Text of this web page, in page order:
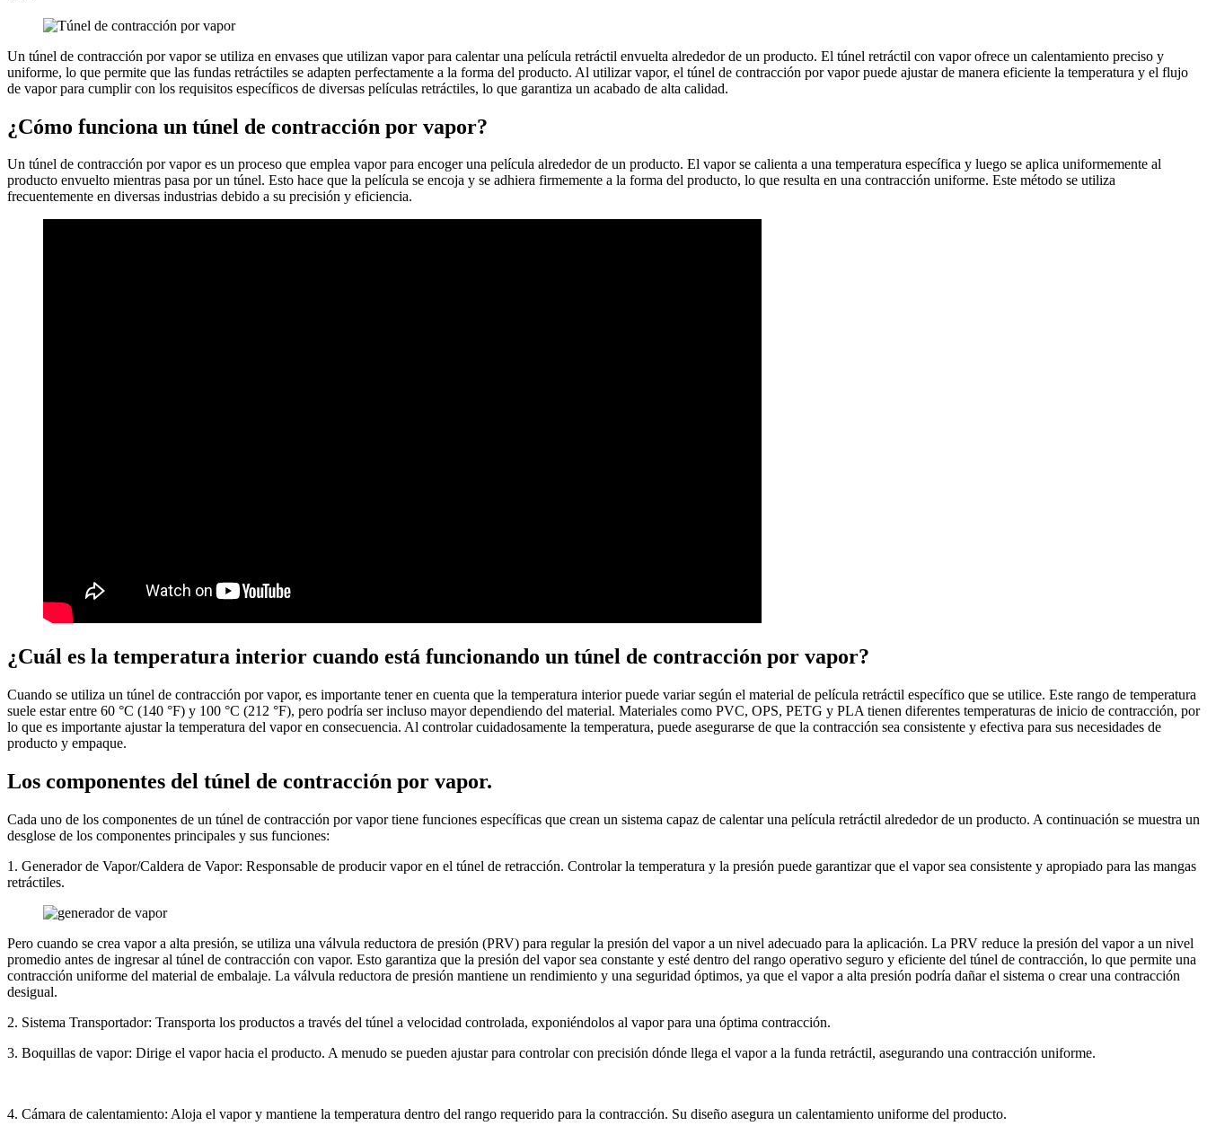
Un túnel de contracción por vapor se utiliza en envases que utilizan vapor para calentar una película retráctil envuelta alrededor de un producto. El túnel retráctil con vapor ofrece un calentamiento preciso y
uniforme, lo que permite que las fundas retráctiles se adapten perfectamente a la forma del producto. Al utilizar vapor, el túnel de contracción por vapor puede ajustar de manera eficiente la temperatura y el flujo
de vapor para cumplir con los requisitos específicos de diversas películas retráctiles, lo que garantiza un acabado de alta calidad.
¿Cómo funciona un túnel de contracción por vapor?
Un túnel de contracción por vapor es un proceso que emplea vapor para encoger una película alrededor de un producto. El vapor se calienta a una temperatura específica y luego se aplica uniformemente al
producto envuelto mientras pasa por un túnel. Esto hace que la película se encoja y se adhiera firmemente a la forma del producto, lo que resulta en una contracción uniforme. Este método se utiliza
frecuentemente en diversas industrias debido a su precisión y eficiencia.
¿Cuál es la temperatura interior cuando está funcionando un túnel de contracción por vapor?
Cuando se utiliza un túnel de contracción por vapor, es importante tener en cuenta que la temperatura interior puede variar según el material de película retráctil específico que se utilice. Este rango de temperatura
suele estar entre 60 °C (140 °F) y 100 °C (212 °F), pero podría ser incluso mayor dependiendo del material. Materiales como PVC, OPS, PETG y PLA tienen diferentes temperaturas de inicio de contracción, por
lo que es importante ajustar la temperatura del vapor en consecuencia. Al controlar cuidadosamente la temperatura, puede asegurarse de que la contracción sea consistente y efectiva para sus necesidades de
producto y empaque.
Los componentes del túnel de contracción por vapor.
Cada uno de los componentes de un túnel de contracción por vapor tiene funciones específicas que crean un sistema capaz de calentar una película retráctil alrededor de un producto. A continuación se muestra un
desglose de los componentes principales y sus funciones:
1. Generador de Vapor/Caldera de Vapor: Responsable de producir vapor en el túnel de retracción. Controlar la temperatura y la presión puede garantizar que el vapor sea consistente y apropiado para las mangas
retráctiles.
Pero cuando se crea vapor a alta presión, se utiliza una válvula reductora de presión (PRV) para regular la presión del vapor a un nivel adecuado para la aplicación. La PRV reduce la presión del vapor a un nivel
promedio antes de ingresar al túnel de contracción con vapor. Esto garantiza que la presión del vapor sea constante y esté dentro del rango operativo seguro y eficiente del túnel de contracción, lo que permite una
contracción uniforme del material de embalaje. La válvula reductora de presión mantiene un rendimiento y una seguridad óptimos, ya que el vapor a alta presión podría dañar el sistema o crear una contracción
desigual.
2. Sistema Transportador: Transporta los productos a través del túnel a velocidad controlada, exponiéndolos al vapor para una óptima contracción.
3. Boquillas de vapor: Dirige el vapor hacia el producto. A menudo se pueden ajustar para controlar con precisión dónde llega el vapor a la funda retráctil, asegurando una contracción uniforme.
4. Cámara de calentamiento: Aloja el vapor y mantiene la temperatura dentro del rango requerido para la contracción. Su diseño asegura un calentamiento uniforme del producto.